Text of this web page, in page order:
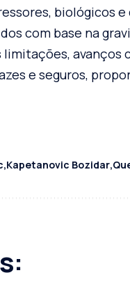
biológicos
com base na
limitações,
e seguros,
Kapetanovic Bozidar